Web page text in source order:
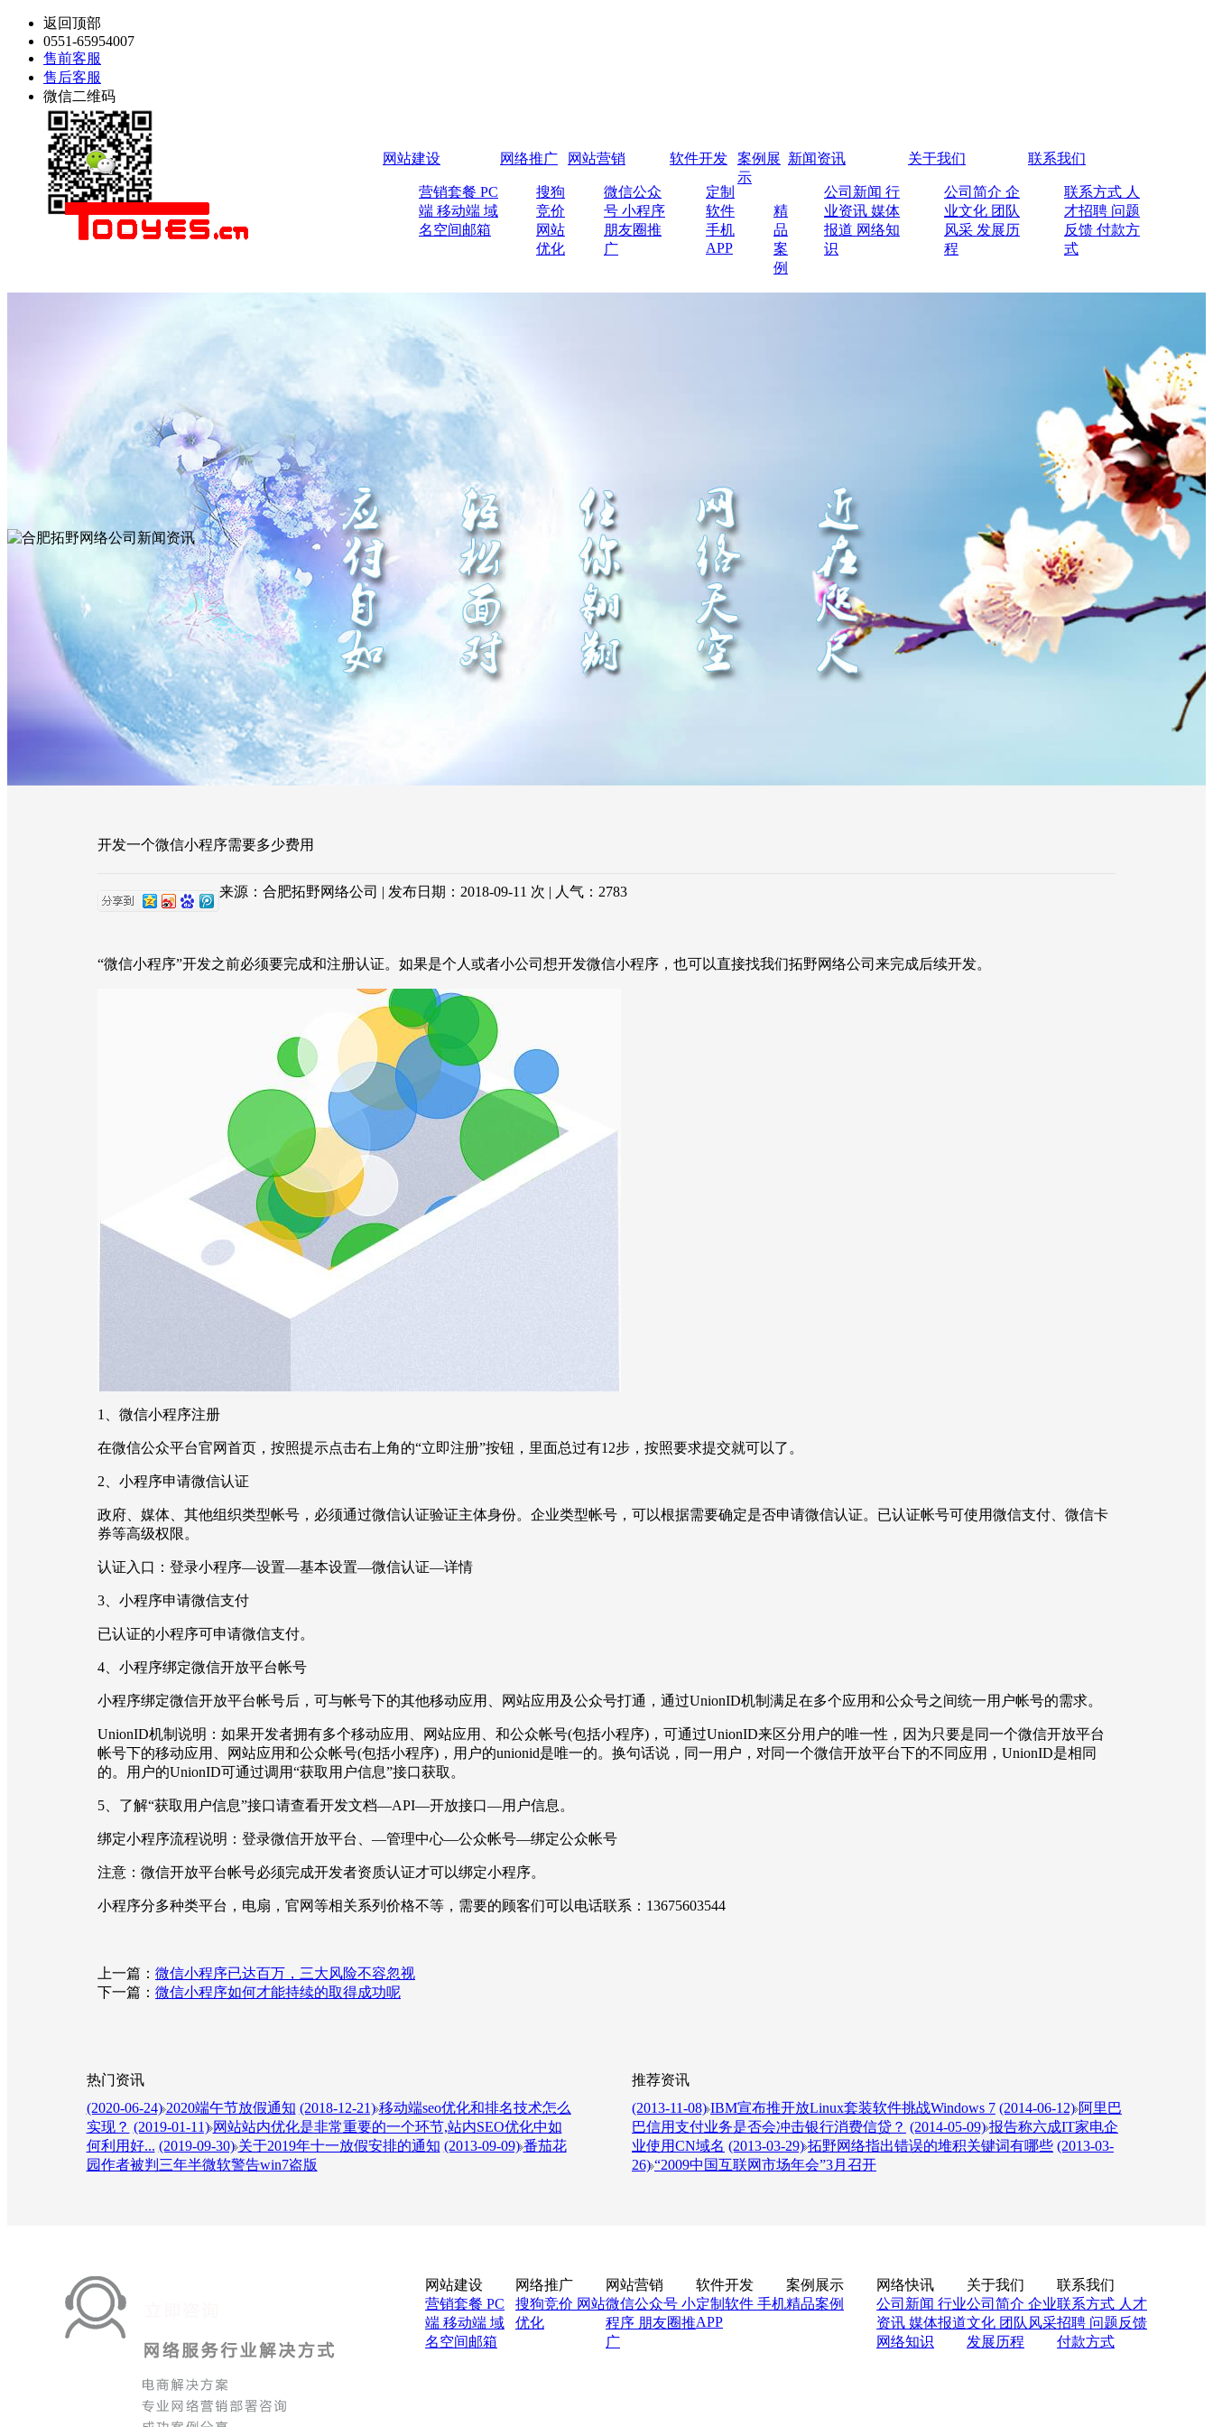
返回顶部
0551-65954007
售前客服
售后客服
微信二维码
网站建设
营销套餐 PC
端 移动端 域
名空间邮箱
网络推广
搜狗
竞价
网站
优化
网站营销
微信公众
号 小程序
朋友圈推
广
软件开发
定制
软件
手机
APP
案例展
示
精
品
案
例
新闻资讯
公司新闻 行
业资讯 媒体
报道 网络知
识
关于我们
公司简介 企
业文化 团队
风采 发展历
程
联系我们
联系方式 人
才招聘 问题
反馈 付款方
式
开发一个微信小程序需要多少费用
来源：合肥拓野网络公司 | 发布日期：2018-09-11 次 | 人气： 2783
“微信小程序”开发之前必须要完成和注册认证。如果是个人或者小公司想开发微信小程序，也可以直接找我们拓野网络公司来完成后续开发。
1、微信小程序注册
在微信公众平台官网首页，按照提示点击右上角的“立即注册”按钮，里面总过有12步，按照要求提交就可以了。
2、小程序申请微信认证
政府、媒体、其他组织类型帐号，必须通过微信认证验证主体身份。企业类型帐号，可以根据需要确定是否申请微信认证。已认证帐号可使用微信支付、微信卡
券等高级权限。
认证入口：登录小程序—设置—基本设置—微信认证—详情
3、小程序申请微信支付
已认证的小程序可申请微信支付。
4、小程序绑定微信开放平台帐号
小程序绑定微信开放平台帐号后，可与帐号下的其他移动应用、网站应用及公众号打通，通过UnionID机制满足在多个应用和公众号之间统一用户帐号的需求。
UnionID机制说明：如果开发者拥有多个移动应用、网站应用、和公众帐号(包括小程序)，可通过UnionID来区分用户的唯一性，因为只要是同一个微信开放平台
帐号下的移动应用、网站应用和公众帐号(包括小程序)，用户的unionid是唯一的。换句话说，同一用户，对同一个微信开放平台下的不同应用，UnionID是相同
的。用户的UnionID可通过调用“获取用户信息”接口获取。
5、了解“获取用户信息”接口请查看开发文档—API—开放接口—用户信息。
绑定小程序流程说明：登录微信开放平台、—管理中心—公众帐号—绑定公众帐号
注意：微信开放平台帐号必须完成开发者资质认证才可以绑定小程序。
小程序分多种类平台，电扇，官网等相关系列价格不等，需要的顾客们可以电话联系：13675603544
上一篇： 微信小程序已达百万，三大风险不容忽视
下一篇： 微信小程序如何才能持续的取得成功呢
热门资讯
(2020-06-24) 2020端午节放假通知 (2018-12-21) 移动端seo优化和排名技术怎么
实现？ (2019-01-11) 网站站内优化是非常重要的一个环节,站内SEO优化中如
何利用好... (2019-09-30) 关于2019年十一放假安排的通知 (2013-09-09) 番茄花
园作者被判三年半微软警告win7盗版
推荐资讯
(2013-11-08) IBM宣布推开放Linux套装软件挑战Windows 7 (2014-06-12) 阿里巴
巴信用支付业务是否会冲击银行消费信贷？ (2014-05-09) 报告称六成IT家电企
业使用CN域名 (2013-03-29) 拓野网络指出错误的堆积关键词有哪些 (2013-03-
26) “2009中国互联网市场年会”3月召开
网站建设
营销套餐 PC
端 移动端 域
名空间邮箱
网络推广
搜狗竞价 网站
优化
网站营销
微信公众号 小
程序 朋友圈推
广
软件开发
定制软件 手机
APP
案例展示
精品案例
网络快讯
公司新闻 行业
资讯 媒体报道
网络知识
关于我们
公司简介 企业
文化 团队风采
发展历程
联系我们
联系方式 人才
招聘 问题反馈
付款方式